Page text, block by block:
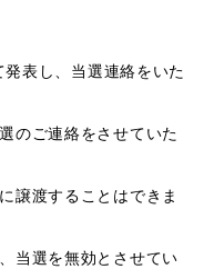
表し、当選連絡をいた
のご連絡をさせていた
譲渡することはできま
当選を無効とさせてい